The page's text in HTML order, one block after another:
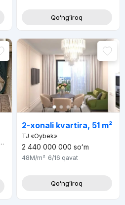
Qoʻngʻiroq
д.12, Абдулла Каххар махалля
2-xonali kvartira, 51 m²
TJ «Oybek»
2 440 000 000 soʻm
48M/m² 6/16 qavat
Qoʻngʻiroq